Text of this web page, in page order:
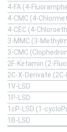
4-FA (4-
4-CMC (4-
4-CEC (4-
3-MMC (3-
3-CMC
2F-Ketamin (2-
2C-X-Derivate (2C-
1V-LSD
1P-LSD
1cP-LSD (1-
1B-LSD